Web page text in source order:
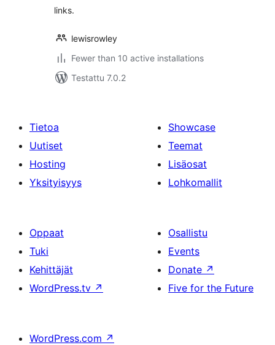
links.
lewisrowley
Fewer than 10 active installations
Testattu 7.0.2
Tietoa
Uutiset
Hosting
Yksityisyys
Showcase
Teemat
Lisäosat
Lohkomallit
Oppaat
Tuki
Kehittäjät
WordPress.tv ↗
Osallistu
Events
Donate ↗
Five for the Future
WordPress.com ↗